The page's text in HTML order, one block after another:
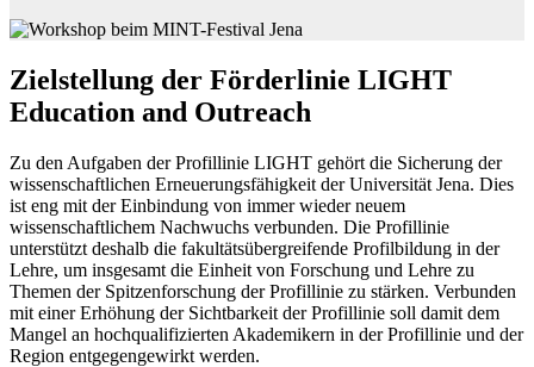
Zielstellung der Förderlinie LIGHT
Education and Outreach
Zu den Aufgaben der Profillinie LIGHT gehört die Sicherung der
wissenschaftlichen Erneuerungsfähigkeit der Universität Jena. Dies
ist eng mit der Einbindung von immer wieder neuem
wissenschaftlichem Nachwuchs verbunden. Die Profillinie
unterstützt deshalb die fakultätsübergreifende Profilbildung in der
Lehre, um insgesamt die Einheit von Forschung und Lehre zu
Themen der Spitzenforschung der Profillinie zu stärken. Verbunden
mit einer Erhöhung der Sichtbarkeit der Profillinie soll damit dem
Mangel an hochqualifizierten Akademikern in der Profillinie und der
Region entgegengewirkt werden.